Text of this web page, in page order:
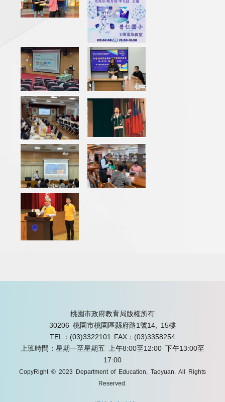
桃園市政府教育局版權所有
30206 桃園市桃園區縣府路1號14, 15樓
TEL：(03)3322101 FAX：(03)3358254
上班時間：星期一至星期五 上午8:00至12:00 下午13:00至
17:00
CopyRight © 2023 Department of Education, Taoyuan. All Rights
Reserved.